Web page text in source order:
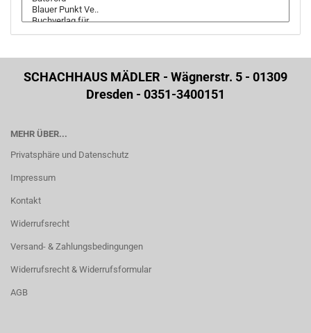
SCHACHHAUS MÄDLER - Wägnerstr. 5 - 01309
Dresden - 0351-3400151
MEHR ÜBER...
Privatsphäre und Datenschutz
Impressum
Kontakt
Widerrufsrecht
Versand- & Zahlungsbedingungen
Widerrufsrecht & Widerrufsformular
AGB